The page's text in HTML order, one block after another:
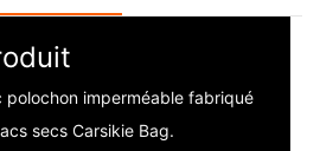
imperméable fabriqué
secs Carsikie Bag.